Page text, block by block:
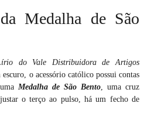
Medalha de São
do Vale Distribuidora de Artigos
o acessório católico possui contas
Medalha de São Bento, uma cruz
o terço ao pulso, há um fecho de